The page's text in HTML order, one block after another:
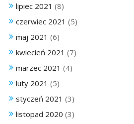
lipiec 2021 (8)
czerwiec 2021 (5)
maj 2021 (6)
kwiecień 2021 (7)
marzec 2021 (4)
luty 2021 (5)
styczeń 2021 (3)
listopad 2020 (3)